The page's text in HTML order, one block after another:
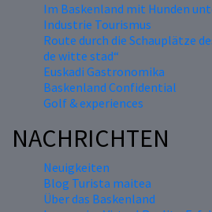
Im Baskenland mit Hunden
Industrie Tourismus
Route durch die Schauplätze
de witte stad“
Euskadi Gastronomika
Baskenland Confidential
Golf & experiences
NACHRICHTEN
Neuigkeiten
Blog Turista maitea
Über das Baskenland